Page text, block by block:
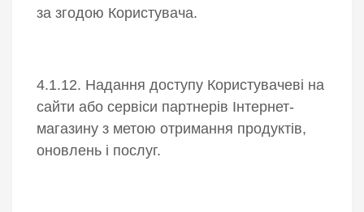
за згодою Користувача.
4.1.12. Надання доступу Користувачеві на
сайти або сервіси партнерів Інтернет-
магазину з метою отримання продуктів,
оновлень і послуг.